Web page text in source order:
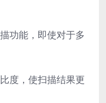
功能，即使对于多
度，使扫描结果更